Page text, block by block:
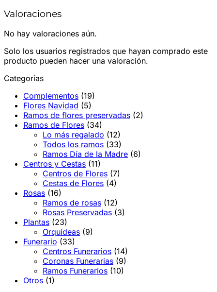
Valoraciones
No hay valoraciones aún.
Solo los usuarios registrados que hayan comprado este
producto pueden hacer una valoración.
Categorías
Complementos (19)
Flores Navidad (5)
Ramos de flores preservadas (2)
Ramos de Flores (34)
Lo más regalado (12)
Todos los ramos (33)
Ramos Día de la Madre (6)
Centros y Cestas (11)
Centros de Flores (7)
Cestas de Flores (4)
Rosas (16)
Ramos de rosas (12)
Rosas Preservadas (3)
Plantas (23)
Orquídeas (9)
Funerario (33)
Centros Funerarios (14)
Coronas Funerarias (9)
Ramos Funerarios (10)
Otros (1)